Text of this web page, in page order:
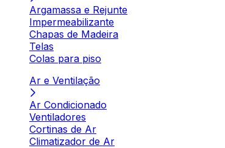
Argamassa e Rejunte
Impermeabilizante
Chapas de Madeira
Telas
Colas para piso
Ar e Ventilação
Ar Condicionado
Ventiladores
Cortinas de Ar
Climatizador de Ar